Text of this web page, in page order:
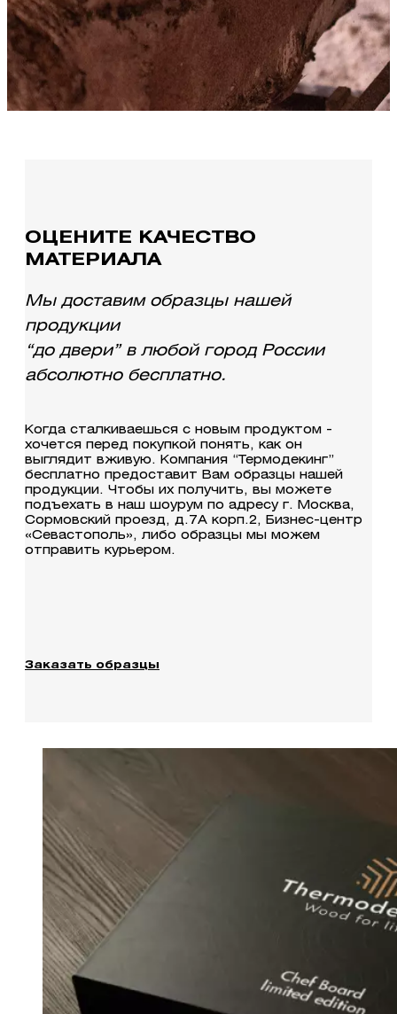
ОЦЕНИТЕ КАЧЕСТВО
МАТЕРИАЛА
Мы доставим образцы нашей
продукции
“до двери” в любой город России
абсолютно бесплатно.
Когда сталкиваешься с новым продуктом -
хочется перед покупкой понять, как он
выглядит вживую. Компания “Термодекинг”
бесплатно предоставит Вам образцы нашей
продукции. Чтобы их получить, вы можете
подъехать в наш шоурум по адресу г. Москва,
Сормовский проезд, д.7А корп.2, Бизнес-центр
«Севастополь», либо образцы мы можем
отправить курьером.
Заказать образцы